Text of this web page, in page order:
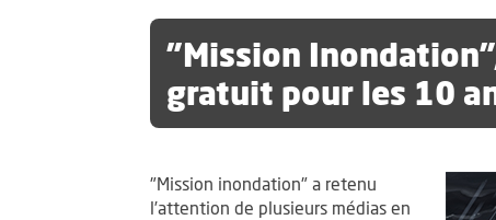
"Mission
gratuit pour les 10
"Mission inondation" a retenu
l’attention de plusieurs médias en